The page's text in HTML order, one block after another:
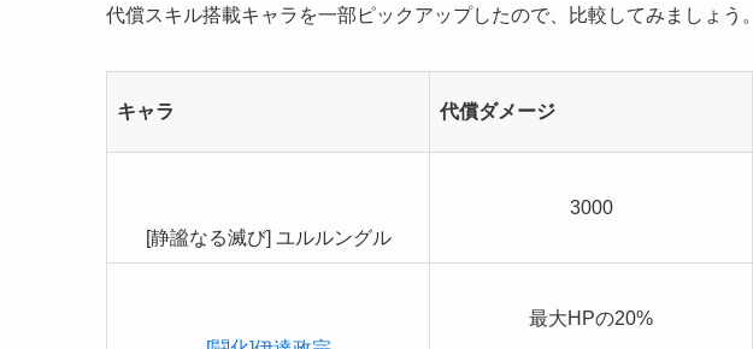
代償スキル搭載キャラを一部ピックアップしたので、比較してみましょう。
キャラ 代償ダメージ
[静謐なる滅び] ユルルングル
3000
最大HPの20%